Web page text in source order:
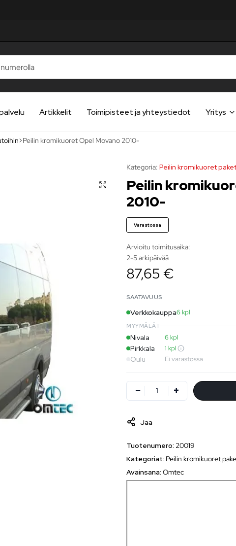
Artikkelit Toimipisteet ja yhteystiedot Yritys
Peilin kromikuoret Opel Movano 2010-
Kategoria: Peilin kromikuoret
Peilin
2010-
Varastossa
Arvioitu toimitusaika:
2-5 arkipäivää
87,65 €
SAATAVUUS
Verkkokauppa6 kpl
MYYMÄLÄT
Nivala 6 kpl
Pirkkala 1 kpl
Oulu Ei varastossa
Jaa
Tuotenumero: 20019
Kategoriat: Peilin kromikuoret
Avainsana:Omtec